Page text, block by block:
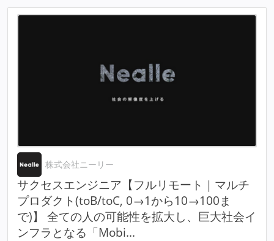
株式会社ニーリー
サクセスエンジニア【フルリモート｜マルチ
プロダクト(toB/toC, 0→1から10→100ま
で)】 全ての人の可能性を拡大し、巨大社会イ
ンフラとなる「Mobi...